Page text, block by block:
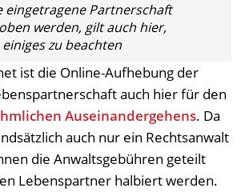
eingetragene Partnerschaft
werden, gilt auch hier,
einiges zu beachten
ist die Online-Aufhebung der
auch hier für den
Auseinandergehens. Da
auch nur ein Rechtsanwalt
die Anwaltsgebühren geteilt
Lebenspartner halbiert werden.